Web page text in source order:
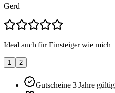
Gerd
Ideal auch für Einsteiger wie mich.
1 2
Gutscheine 3 Jahre gültig